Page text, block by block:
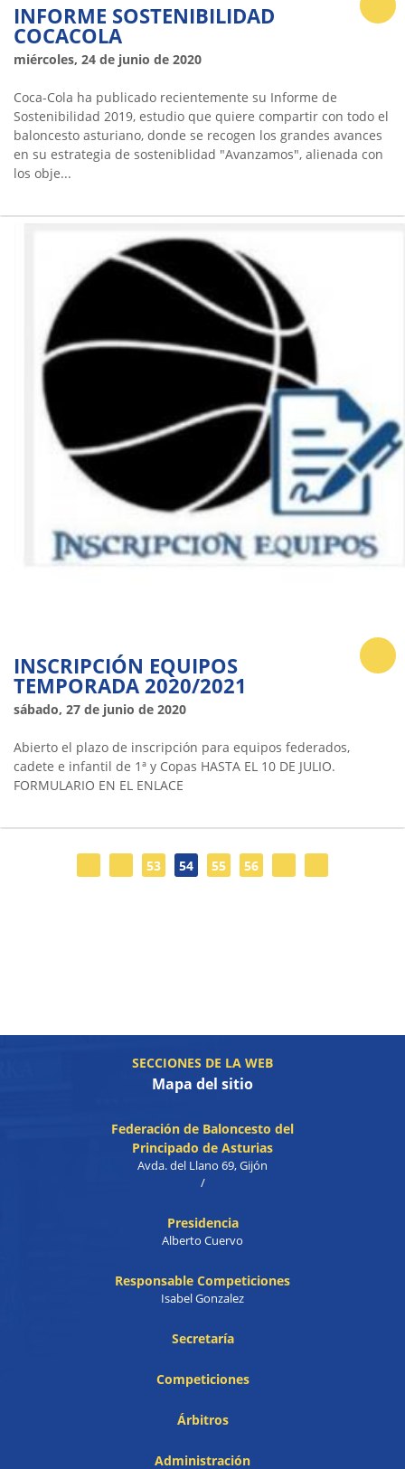
INFORME SOSTENIBILIDAD
COCACOLA
miércoles, 24 de junio de 2020
Coca-Cola ha publicado recientemente su Informe de
Sostenibilidad 2019, estudio que quiere compartir con todo el
baloncesto asturiano, donde se recogen los grandes avances
en su estrategia de sosteniblidad "Avanzamos", alienada con
los obje...
INSCRIPCIÓN EQUIPOS
TEMPORADA 2020/2021
sábado, 27 de junio de 2020
Abierto el plazo de inscripción para equipos federados,
cadete e infantil de 1ª y Copas HASTA EL 10 DE JULIO.
FORMULARIO EN EL ENLACE
53 54 55 56
SECCIONES DE LA WEB
Mapa del sitio
Federación de Baloncesto del
Principado de Asturias
Avda. del Llano 69, Gijón
/
Presidencia
Alberto Cuervo
Responsable Competiciones
Isabel Gonzalez
Secretaría
Competiciones
Árbitros
Administración